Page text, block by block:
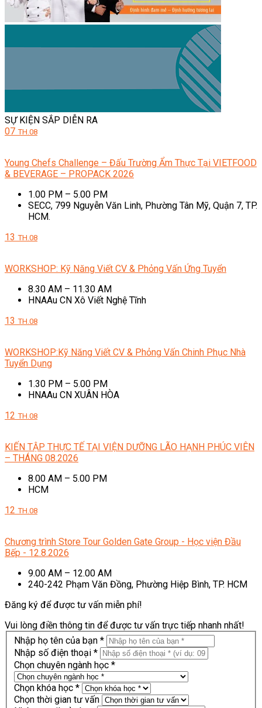
SỰ KIỆN SẮP DIỄN RA
07 TH.08
Young Chefs Challenge – Đấu Trường Ẩm Thực Tại VIETFOOD
& BEVERAGE – PROPACK 2026
1.00 PM – 5.00 PM
SECC, 799 Nguyễn Văn Linh, Phường Tân Mỹ, Quận 7, TP.
HCM.
13 TH.08
WORKSHOP: Kỹ Năng Viết CV & Phỏng Vấn Ứng Tuyển
8.30 AM – 11.30 AM
HNAAu CN Xô Viết Nghệ Tĩnh
13 TH.08
WORKSHOP:Kỹ Năng Viết CV & Phỏng Vấn Chinh Phục Nhà
Tuyển Dụng
1.30 PM – 5.00 PM
HNAAu CN XUÂN HÒA
12 TH.08
KIẾN TẬP THỰC TẾ TẠI VIỆN DƯỠNG LÃO HẠNH PHÚC VIÊN
– THÁNG 08.2026
8.00 AM – 5.00 PM
HCM
12 TH.08
Chương trình Store Tour Golden Gate Group - Học viện Đầu
Bếp - 12.8.2026
9.00 AM – 12.00 AM
240-242 Phạm Văn Đồng, Phường Hiệp Bình, TP. HCM
Đăng ký để được tư vấn miễn phí!
Vui lòng điền thông tin để được tư vấn trực tiếp nhanh nhất!
Nhập họ tên của bạn *
Nhập số điện thoại *
Chọn chuyên ngành học *
Chọn khóa học *
Chọn thời gian tư vấn